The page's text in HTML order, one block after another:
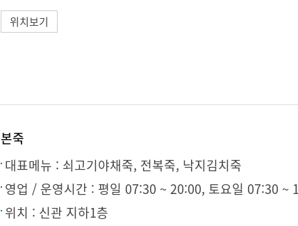
위치보기
본죽
대표메뉴 : 쇠고기야채죽, 전복죽, 낙지김치죽
영업 / 운영시간 : 평일 07:30 ~ 20:00, 토요일 07:30 ~
위치 : 신관 지하1층